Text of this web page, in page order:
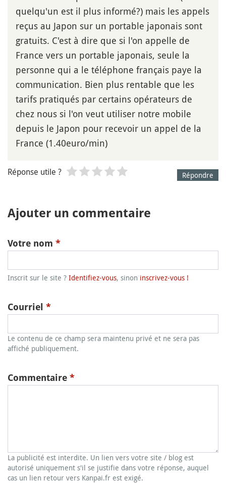
quelqu'un est il plus informé?) mais les appels
reçus au Japon sur un portable japonais sont
gratuits. C'est à dire que si l'on appelle de
France vers un portable japonais, seule la
personne qui a le téléphone français paye la
communication. Bien plus rentable que les
tarifs pratiqués par certains opérateurs de
chez nous si l'on veut utiliser notre mobile
depuis le Japon pour recevoir un appel de la
France (1.40euro/min)
Répondre
Réponse utile ?
Ajouter un commentaire
Votre nom *
Inscrit sur le site ? Identifiez-vous, sinon inscrivez-vous !
Courriel *
Le contenu de ce champ sera maintenu privé et ne sera pas
affiché publiquement.
Commentaire *
La publicité est interdite. Un lien vers votre site / blog est
autorisé uniquement s'il se justifie dans votre réponse, auquel
cas un lien retour vers Kanpai.fr est exigé.